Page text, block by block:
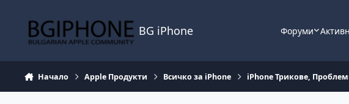
BG iPhone Форуми
Начало Apple Продукти Всичко за iPhone iPhone Трикове,